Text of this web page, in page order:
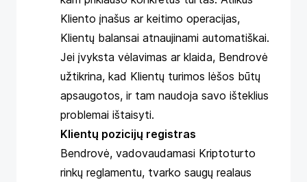
Kliento įnašus ar keitimo operacijas,
Klientų balansai atnaujinami automatiškai.
Jei įvyksta vėlavimas ar klaida, Bendrovė
užtikrina, kad Klientų turimos lėšos būtų
apsaugotos, ir tam naudoja savo išteklius
problemai ištaisyti.
Klientų pozicijų registras
Bendrovė, vadovaudamasi Kriptoturto
rinkų reglamentu, tvarko saugų realaus